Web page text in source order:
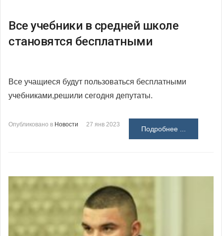
Все учебники в средней школе
становятся бесплатными
Все учащиеся будут пользоваться бесплатными
учебниками,решили сегодня депутаты.
Опубликовано в Новости 27 янв 2023
Подробнее ...